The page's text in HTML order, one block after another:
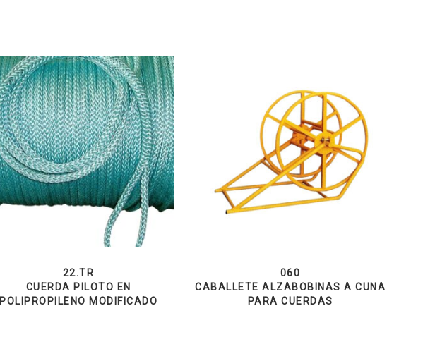
22.TR
CUERDA PILOTO EN
POLIPROPILENO MODIFICADO
060
CABALLETE ALZABOBINAS A CUNA
PARA CUERDAS